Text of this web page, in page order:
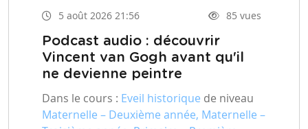
5 août 2026 21:56 85 vues
Podcast audio : découvrir
Vincent van Gogh avant qu'il
ne devienne peintre
Dans le cours : Eveil historique de niveau
Maternelle – Deuxième année, Maternelle –